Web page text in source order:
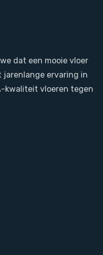
dat een mooie vloer
jarenlange ervaring in
kwaliteit vloeren tegen